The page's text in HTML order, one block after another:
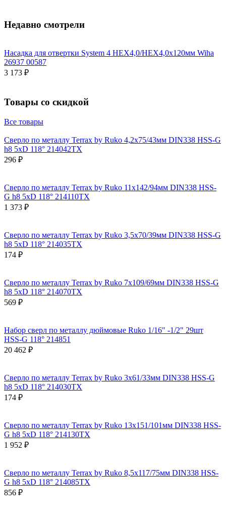
Недавно смотрели
Насадка для отвертки System 4 HEX4,0/HEX4,0x120мм Wiha
26937 00587
3 173 ₽
Товары со скидкой
Все товары
Сверло по металлу Terrax by Ruko 4,2x75/43мм DIN338 HSS-G
h8 5xD 118° 214042TX
296 ₽
Сверло по металлу Terrax by Ruko 11x142/94мм DIN338 HSS-
G h8 5xD 118° 214110TX
1 373 ₽
Сверло по металлу Terrax by Ruko 3,5x70/39мм DIN338 HSS-G
h8 5xD 118° 214035TX
174 ₽
Сверло по металлу Terrax by Ruko 7x109/69мм DIN338 HSS-G
h8 5xD 118° 214070TX
569 ₽
Набор сверл по металлу дюймовые Ruko 1/16" -1/2" 29шт
HSS-G 118° 214851
20 462 ₽
Сверло по металлу Terrax by Ruko 3x61/33мм DIN338 HSS-G
h8 5xD 118° 214030TX
174 ₽
Сверло по металлу Terrax by Ruko 13x151/101мм DIN338 HSS-
G h8 5xD 118° 214130TX
1 952 ₽
Сверло по металлу Terrax by Ruko 8,5x117/75мм DIN338 HSS-
G h8 5xD 118° 214085TX
856 ₽